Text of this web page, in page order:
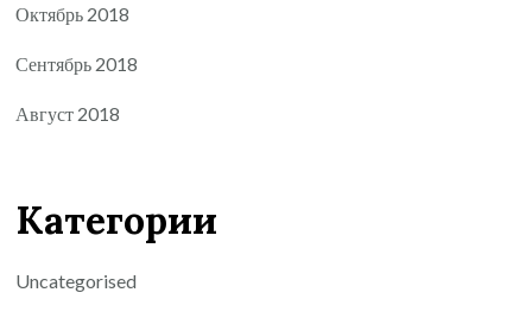
Октябрь 2018
Сентябрь 2018
Август 2018
Категории
Uncategorised